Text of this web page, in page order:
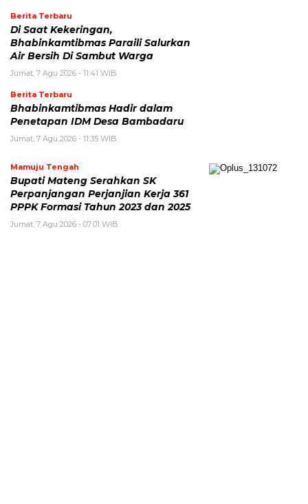
Berita Terbaru
Di Saat Kekeringan,
Bhabinkamtibmas Paraili Salurkan
Air Bersih Di Sambut Warga
Jumat, 7 Agu 2026 - 11:41 WIB
Berita Terbaru
Bhabinkamtibmas Hadir dalam
Penetapan IDM Desa Bambadaru
Jumat, 7 Agu 2026 - 11:35 WIB
Mamuju Tengah
Bupati Mateng Serahkan SK
Perpanjangan Perjanjian Kerja 361
PPPK Formasi Tahun 2023 dan 2025
Jumat, 7 Agu 2026 - 07:01 WIB